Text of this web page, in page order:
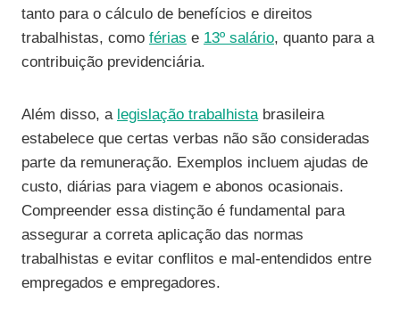
tanto para o cálculo de benefícios e direitos
trabalhistas, como férias e 13º salário, quanto para a
contribuição previdenciária.
Além disso, a legislação trabalhistabrasileira
estabelece que certas verbas não são consideradas
parte da remuneração. Exemplos incluem ajudas de
custo, diárias para viagem e abonos ocasionais.
Compreender essa distinção é fundamental para
assegurar a correta aplicação das normas
trabalhistas e evitar conflitos e mal-entendidos entre
empregados e empregadores.